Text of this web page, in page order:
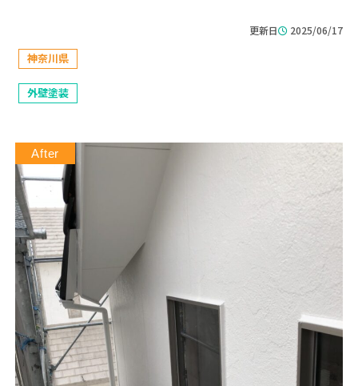
更新日 2025/06/17
神奈川県
外壁塗装